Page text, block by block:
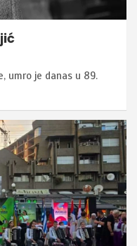
umro je danas u 89.